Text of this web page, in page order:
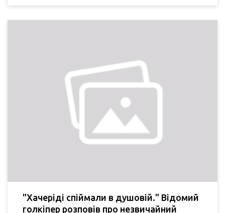
"Хачеріді спіймали в душовій." Відомий
голкіпер розповів про незвичайний